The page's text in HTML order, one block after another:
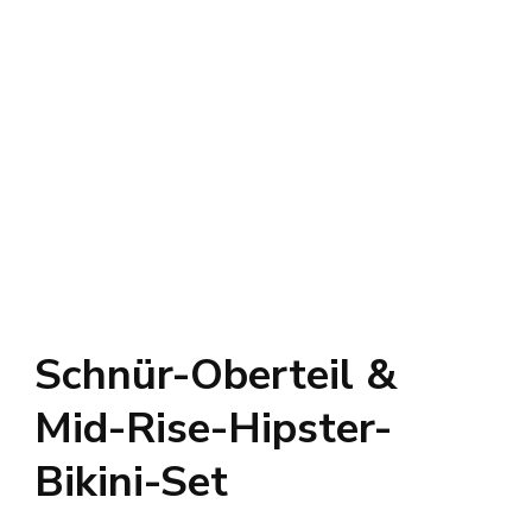
Schnür-Oberteil &
Mid-Rise-Hipster-
Bikini-Set